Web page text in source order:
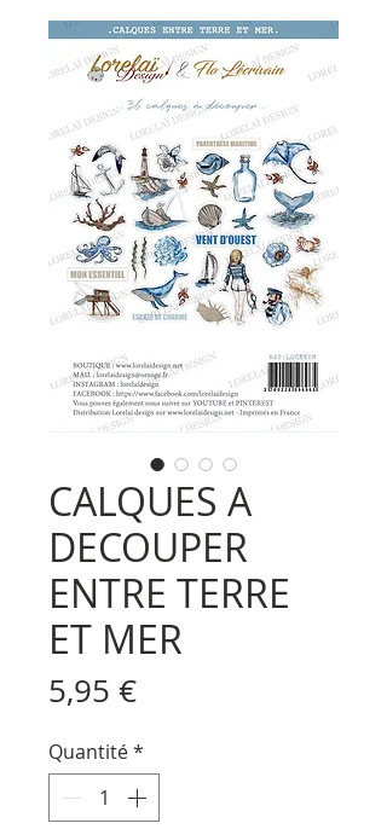
CALQUES A
DECOUPER
ENTRE TERRE
ET MER
5,95 €Prix
Quantité*